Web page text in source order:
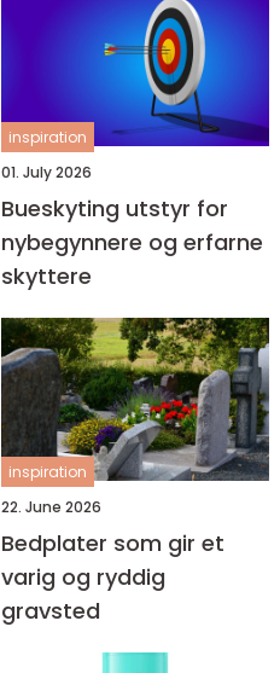
inspiration
01. July 2026
Bueskyting utstyr for
nybegynnere og erfarne
skyttere
inspiration
22. June 2026
Bedplater som gir et
varig og ryddig
gravsted